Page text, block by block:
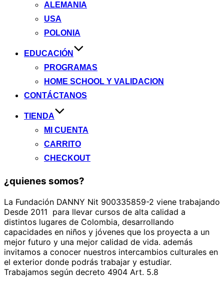
ALEMANIA
USA
POLONIA
EDUCACIÓN
PROGRAMAS
HOME SCHOOL Y VALIDACION
CONTÁCTANOS
TIENDA
MI CUENTA
CARRITO
CHECKOUT
¿quienes somos?
La Fundación DANNY Nit 900335859-2 viene trabajando
Desde 2011 para llevar cursos de alta calidad a
distintos lugares de Colombia, desarrollando
capacidades en niños y jóvenes que los proyecta a un
mejor futuro y una mejor calidad de vida. además
invitamos a conocer nuestros intercambios culturales en
el exterior donde podrás trabajar y estudiar.
Trabajamos según decreto 4904 Art. 5.8